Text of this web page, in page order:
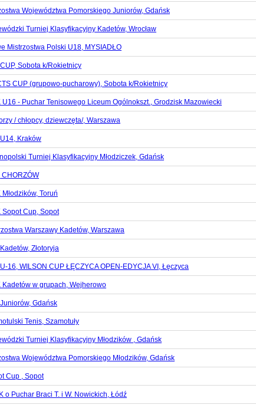
Województwa Pomorskiego Juniorów, Gdańsk
Turniej Klasyfikacyjny Kadetów, Wrocław
Mistrzostwa Polski U18, MYSIADŁO
Sobota k/Rokietnicy
CUP (grupowo-pucharowy), Sobota k/Rokietnicy
U16 - Puchar Tenisowego Liceum Ogólnokszt., Grodzisk Mazowiecki
/ chłopcy, dziewczęta/, Warszawa
Kraków
Turniej Klasyfikacyjny Młodziczek, Gdańsk
CHORZÓW
Toruń
Sopot Cup, Sopot
Warszawy Kadetów, Warszawa
Złotoryja
16, WILSON CUP ŁĘCZYCA OPEN-EDYCJA VI, Łęczyca
Kadetów w grupach, Wejherowo
Gdańsk
Tenis, Szamotuły
Turniej Klasyfikacyjny Młodzików , Gdańsk
Województwa Pomorskiego Młodzików, Gdańsk
Cup , Sopot
o Puchar Braci T. i W. Nowickich, Łódź